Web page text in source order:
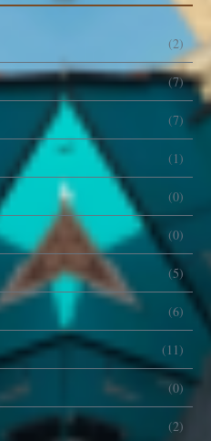
(2)
(7)
(7)
(1)
(0)
(0)
(5)
(6)
(11)
(0)
(2)